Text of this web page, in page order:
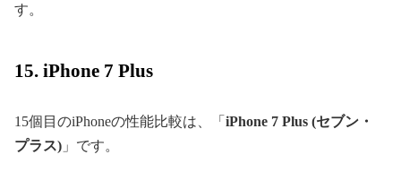
す。
15. iPhone 7 Plus
15個目のiPhoneの性能比較は、「 iPhone 7 Plus (セブン・
プラス) 」です。